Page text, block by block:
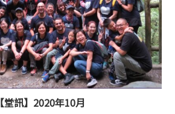
【堂訊】2020年10月